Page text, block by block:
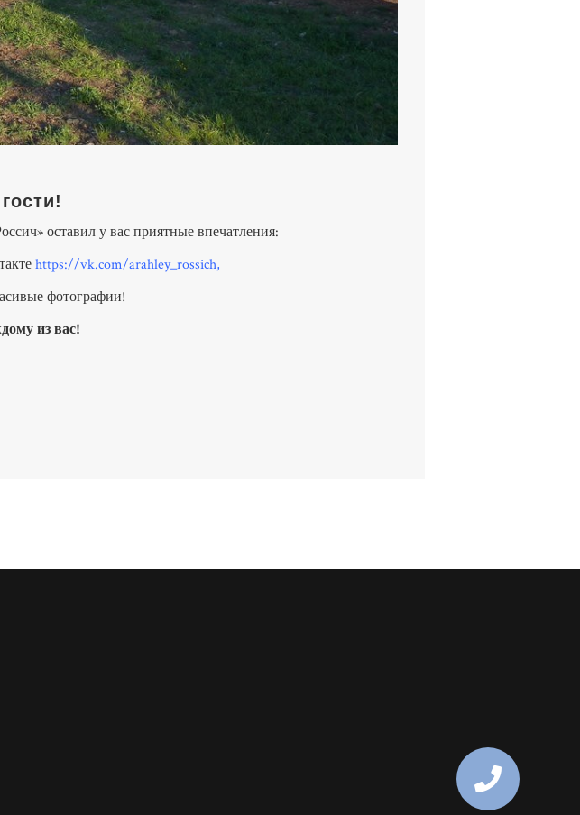
оставил у вас приятные впечатления:
https://vk.com/arahley_rossich,
фотографии!
из вас!